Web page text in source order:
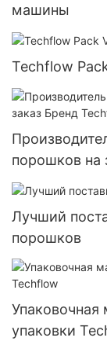
машины
Techflow
порошков на
Лучший
порошков
упаковки